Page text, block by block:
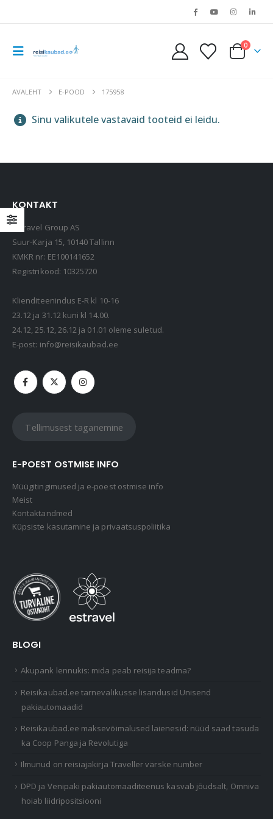
0
AVALEHT E-POOD 175958
Sinu valikutele vastavaid tooteid ei leidu.
15,90€
69,99€
KONTAKT
Estravel Group AS
Suur-Karja 15, 10140 Tallinn
KMKR nr: EE100141652
Registrikood: 10325720
Klienditeenindus E-R kl 10-16
23.12 ja 31.12 kuni kl 14.00.
24.12, 25.12, 26.12 ja 01.01 oleme suletud.
E-post: info@reisikaubad.ee
Tellimusest taganemine
E-POEST OSTMISE INFO
Müügitingimused ja e-poest ostmise info
Meist
Kontaktandmed
Küpsiste kasutamine ja privaatsuspoliitika
BLOGI
Akupank lennukis: mida peab reisija teadma?
Reisikaubad.ee tarnevalikusse lisandusid Unisend
pakiautomaadid
Reisikaubad.ee maksevõimalused laienesid: nüüd saad tasuda
ka Coop Panga ja Revolutiga
Ilmunud on reisiajakirja Traveller värske number
DPD ja Venipaki pakiautomaaditeenus kasvab jõudsalt, Omniva
hoiab liidripositsiooni